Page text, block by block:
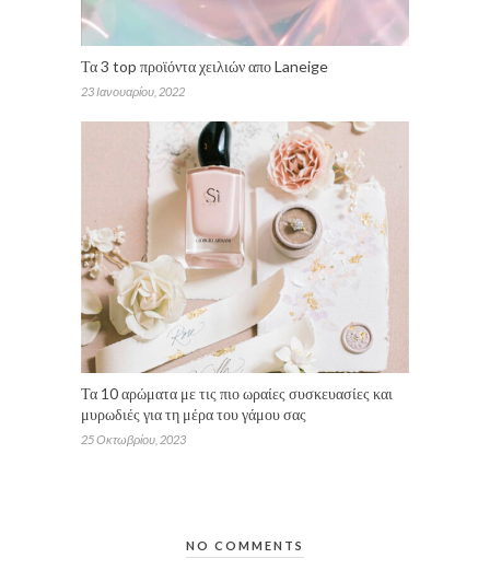
Τα 3 top προϊόντα χειλιών απο Laneige
23 Ιανουαρίου, 2022
Τα 10 αρώματα με τις πιο ωραίες συσκευασίες και
μυρωδιές για τη μέρα του γάμου σας
25 Οκτωβρίου, 2023
NO COMMENTS